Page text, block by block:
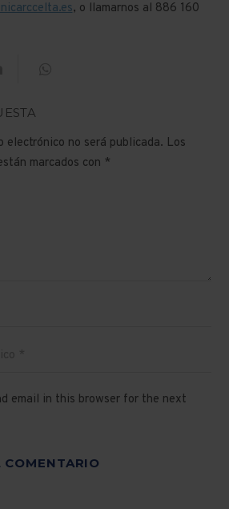
, o llamarnos al 886 160
electrónico no será publicada. Los
marcados con *
email in this browser for the next
COMENTARIO